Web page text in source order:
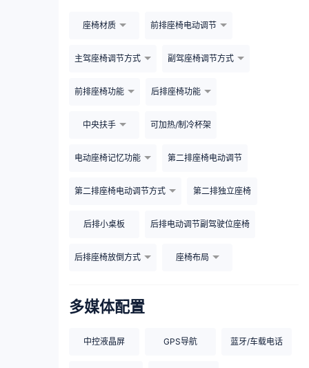
座椅材质 前排座椅电动调节
主驾座椅调节方式 副驾座椅调节方式
前排座椅功能 后排座椅功能
中央扶手 可加热/制冷杯架
电动座椅记忆功能 第二排座椅电动调节
第二排座椅电动调节方式 第二排独立座椅
后排小桌板 后排电动调节副驾驶位座椅
后排座椅放倒方式 座椅布局
多媒体配置
中控液晶屏 GPS导航 蓝牙/车载电话